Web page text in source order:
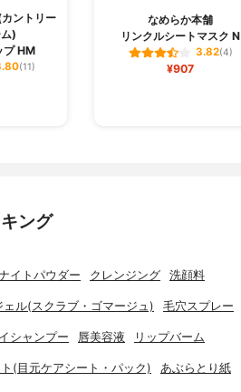
ントリー
)
プ HM
(11)
なめらか本舗
リンクルシートマスク N
3.82(4)
¥907
ング
イトパウダー クレンジング 洗顔料
ェル(スクラブ・ゴマージュ) 毛穴スプレー
シャンプー 唇美容液 リップバーム
(目元ケアシート・パック) あぶらとり紙